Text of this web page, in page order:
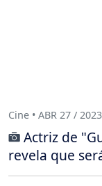
Cine • ABR 27 / 2023
Actriz de
revela que